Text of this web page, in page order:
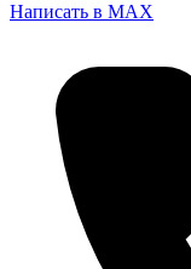
Написать в MAX